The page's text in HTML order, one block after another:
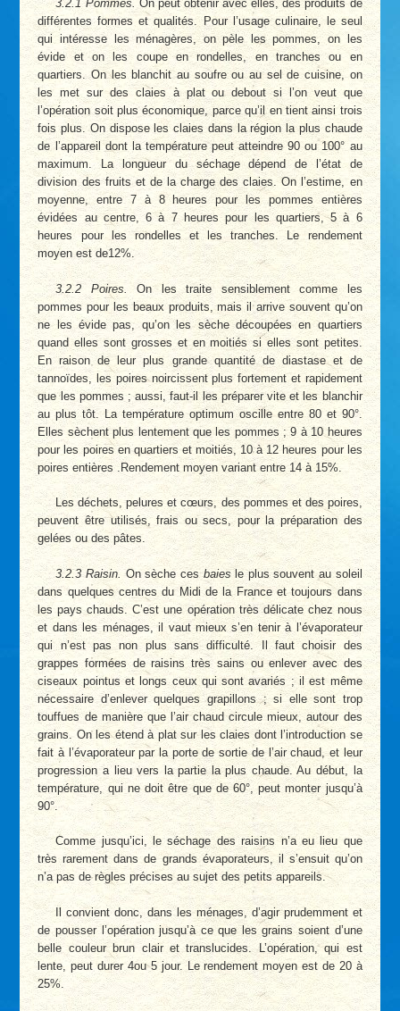
3.2.1 Pommes. On peut obtenir avec elles, des produits de
différentes formes et qualités. Pour l’usage culinaire, le seul
qui intéresse les ménagères, on pèle les pommes, on les
évide et on les coupe en rondelles, en tranches ou en
quartiers. On les blanchit au soufre ou au sel de cuisine, on
les met sur des claies à plat ou debout si l’on veut que
l’opération soit plus économique, parce qu’il en tient ainsi trois
fois plus. On dispose les claies dans la région la plus chaude
de l’appareil dont la température peut atteindre 90 ou 100° au
maximum. La longueur du séchage dépend de l’état de
division des fruits et de la charge des claies. On l’estime, en
moyenne, entre 7 à 8 heures pour les pommes entières
évidées au centre, 6 à 7 heures pour les quartiers, 5 à 6
heures pour les rondelles et les tranches. Le rendement
moyen est de12%.
3.2.2 Poires.
On les traite sensiblement comme les
pommes pour les beaux produits, mais il arrive souvent qu’on
ne les évide pas, qu’on les sèche découpées en quartiers
quand elles sont grosses et en moitiés si elles sont petites.
En raison de leur plus grande quantité de diastase et de
tannoïdes, les poires noircissent plus fortement et rapidement
que les pommes ; aussi, faut-il les préparer vite et les blanchir
au plus tôt. La température optimum oscille entre 80 et 90°.
Elles sèchent plus lentement que les pommes ; 9 à 10 heures
pour les poires en quartiers et moitiés, 10 à 12 heures pour les
poires entières .Rendement moyen variant entre 14 à 15%.
Les déchets, pelures et cœurs, des pommes et des poires,
peuvent être utilisés, frais ou secs, pour la préparation des
gelées ou des pâtes.
3.2.3 Raisin. On sèche cesbaiesle plus souvent au soleil
dans quelques centres du Midi de la France et toujours dans
les pays chauds. C’est une opération très délicate chez nous
et dans les ménages, il vaut mieux s’en tenir à l’évaporateur
qui n’est pas non plus sans difficulté. Il faut choisir des
grappes formées de raisins très sains ou enlever avec des
ciseaux pointus et longs ceux qui sont avariés ; il est même
nécessaire d’enlever quelques grapillons ; si elle sont trop
touffues de manière que l’air chaud circule mieux, autour des
grains. On les étend à plat sur les claies dont l’introduction se
fait à l’évaporateur par la porte de sortie de l’air chaud, et leur
progression a lieu vers la partie la plus chaude. Au début, la
température, qui ne doit être que de 60°, peut monter jusqu’à
90°.
Comme jusqu’ici, le séchage des raisins n’a eu lieu que
très rarement dans de grands évaporateurs, il s’ensuit qu’on
n’a pas de règles précises au sujet des petits appareils.
Il convient donc, dans les ménages, d’agir prudemment et
de pousser l’opération jusqu’à ce que les grains soient d’une
belle couleur brun clair et translucides. L’opération, qui est
lente, peut durer 4ou 5 jour. Le rendement moyen est de 20 à
25%.